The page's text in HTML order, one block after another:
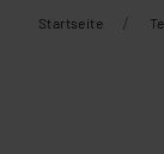
Startseite /